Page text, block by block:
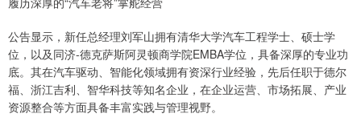
公告显示，新任总经理刘军山拥有清华大学汽车工程学士、硕士学
位，以及同济-德克萨斯阿灵顿商学院EMBA学位，具备深厚的专业功
底。其在汽车驱动、智能化领域拥有资深行业经验，先后任职于德尔
福、浙江吉利、智华科技等知名企业，在企业运营、市场拓展、产业
资源整合等方面具备丰富实践与管理视野。